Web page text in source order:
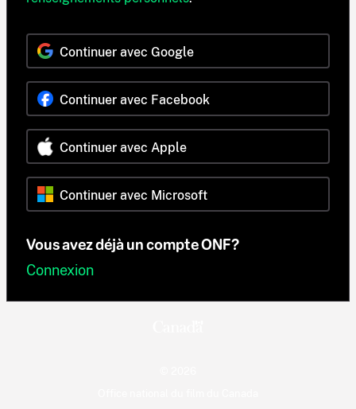
Continuer avec Google
Continuer avec Facebook
Continuer avec Apple
Continuer avec Microsoft
Vous avez déjà un compte ONF?
Connexion